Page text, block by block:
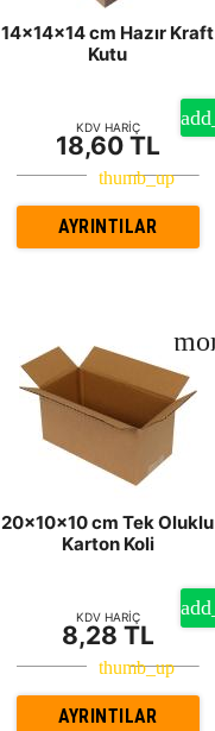
14x14x14 cm Hazır Kraft
Kutu
KDV HARİÇ
18,60 TL
AYRINTILAR
20x10x10 cm Tek Oluklu
Karton Koli
KDV HARİÇ
8,28 TL
AYRINTILAR